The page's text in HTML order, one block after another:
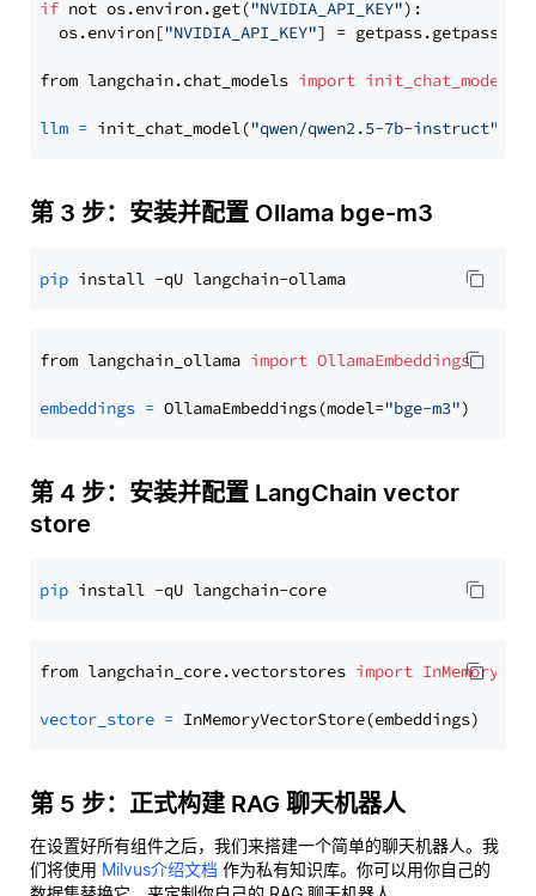
if not os.environ.get("NVIDIA_API_KEY"):
  os.environ[
"NVIDIA_API_KEY"] = getpass.getpass(
from langchain.chat_models import init_chat_model
llm = init_chat_model("qwen/qwen2.5-7b-instruct"
第 3 步：安装并配置 Ollama bge-m3
pip
from langchain_ollama import OllamaEmbeddings
embeddings = OllamaEmbeddings(model="bge-m3"
第 4 步：安装并配置 LangChain vector
store
pip
from langchain_core.vectorstores import
vector_store =
第 5 步：正式构建 RAG 聊天机器人
在设置好所有组件之后，我们来搭建一个简单的聊天机器人。我
们将使用 Milvus介绍文档 作为私有知识库。你可以用你自己的